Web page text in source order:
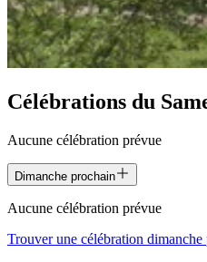
Célébrations du
Aucune célébration prévue
Dimanche prochain
Aucune célébration prévue
Trouver une célébration dimanche